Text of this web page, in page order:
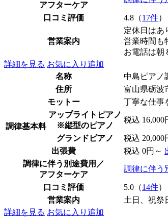
アフターケア
口コミ評価 4.8（17件
営業案内
定休日はあ
営業時間も
お電話は朝
詳細を見る お気に入り追加
名称
中島ピアノ
住所
富山県砺波
モットー
丁寧な仕事
調律基本料
アップライトピアノ
※縦型のピアノ
税込 16,000
グランドピアノ
税込 20,000
出張費
税込 0円～
調律に伴う別途費用／
アフターケア
調律に伴う
口コミ評価 5.0（14件
営業案内
土日、祝祭
詳細を見る お気に入り追加